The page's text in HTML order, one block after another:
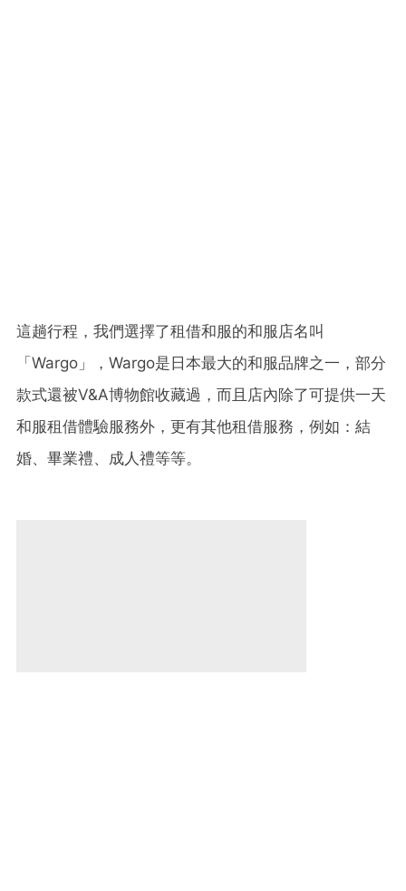
這趟行程，我們選擇了租借和服的和服店名叫
「Wargo」，Wargo是日本最大的和服品牌之一，部分
款式還被V&A博物館收藏過，而且店內除了可提供一天
和服租借體驗服務外，更有其他租借服務，例如：結
婚、畢業禮、成人禮等等。